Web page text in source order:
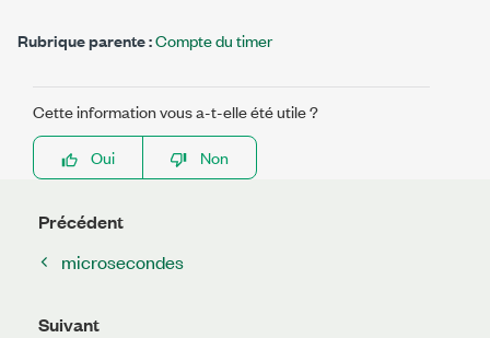
Rubrique parente :Compte du timer
Cette information vous a-t-elle été utile ?
Oui
Non
Précédent
microsecondes
Suivant